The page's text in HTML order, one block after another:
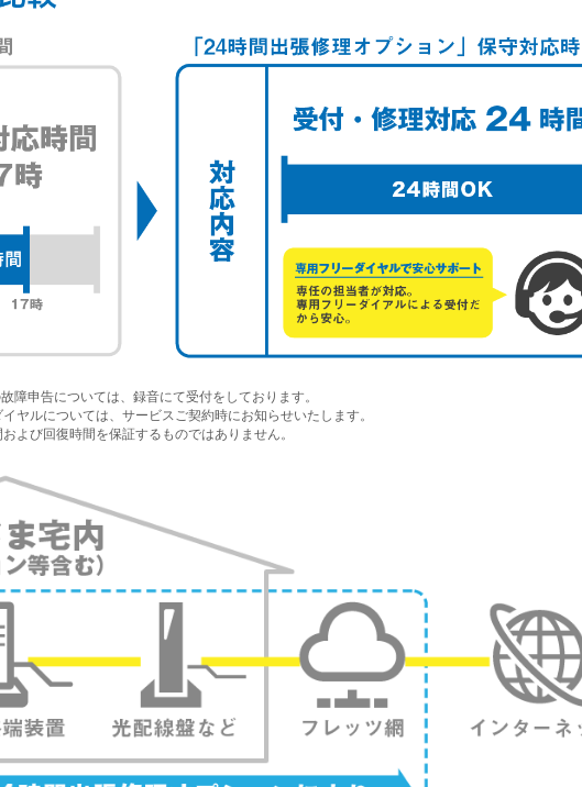
申告については、録音にて受付をしております。
ヤルについては、サービスご契約時にお知らせいたします。
よび回復時間を保証するものではありません。